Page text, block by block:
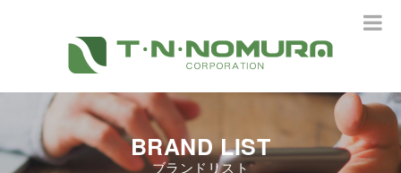
BRAND LIST
ブランドリスト